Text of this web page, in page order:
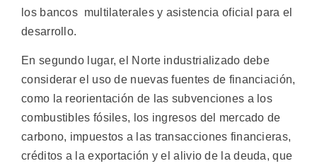
los bancos multilaterales y asistencia oficial para el
desarrollo.
En segundo lugar, el Norte industrializado debe
considerar el uso de nuevas fuentes de financiación,
como la reorientación de las subvenciones a los
combustibles fósiles, los ingresos del mercado de
carbono, impuestos a las transacciones financieras,
créditos a la exportación y el alivio de la deuda, que